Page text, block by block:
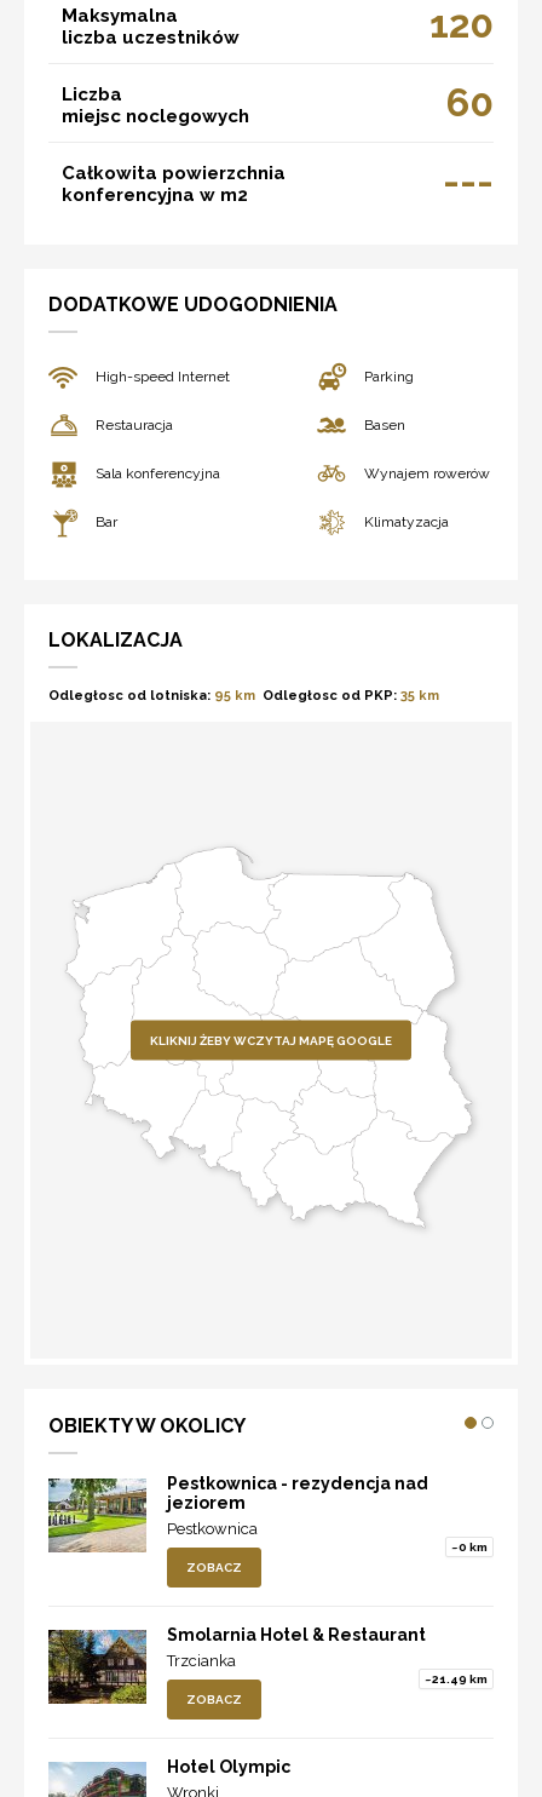
Maksymalna
liczba uczestników
120
Liczba
miejsc noclegowych
60
Całkowita powierzchnia
konferencyjna w m2
---
DODATKOWE UDOGODNIENIA
High-speed Internet Parking
Restauracja Basen
Sala konferencyjna Wynajem rowerów
Bar Klimatyzacja
LOKALIZACJA
Odległosc od lotniska: 95 km Odległosc od PKP: 35 km
KLIKNIJ ŻEBY WCZYTAJ MAPĘ GOOGLE
OBIEKTY W OKOLICY
Pestkownica - rezydencja nad
jeziorem
Pestkownica
~0 km
ZOBACZ
Smolarnia Hotel & Restaurant
Trzcianka
~21.49 km
ZOBACZ
Hotel Olympic
Wronki